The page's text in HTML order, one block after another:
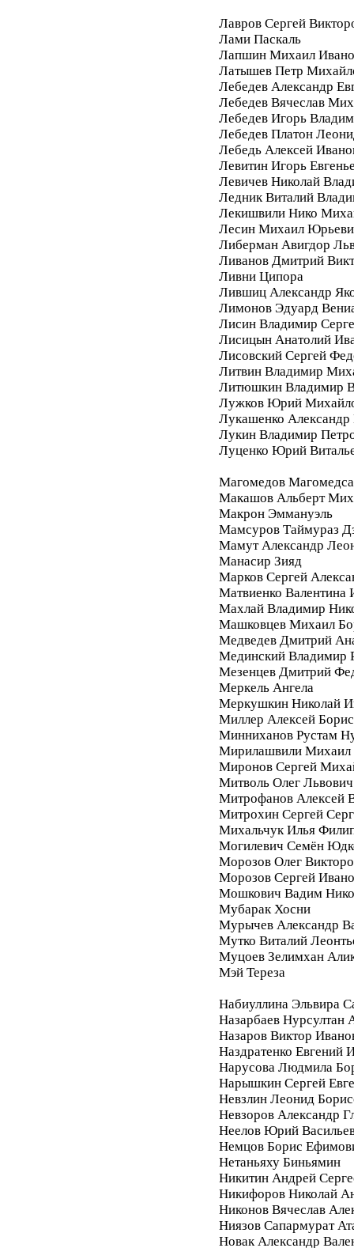
Лавров Сергей
Лами Паскаль
Лапшин Михаил
Латышев Петр
Лебедев Александр
Лебедев Вячеслав
Лебедев Игорь
Лебедев Платон
Лебедь Алексей
Левитин Игорь
Левичев Николай
Ледник Виталий
Лекишвили Нико
Лесин Михаил
Либерман Авигдор
Ливанов Дмитрий
Ливни Ципора
Лившиц Александр
Лимонов Эдуард
Лисин Владимир
Лисицын Анатолий
Лисовский Сергей
Литвин Владимир
Литюшкин Владимир
Лужков Юрий
Лукашенко Александр
Лукин Владимир
Луценко Юрий
Магомедов
Макашов Альберт
Макрон Эммануэль
Мамсуров Таймураз
Мамут Александр
Манасир Зияд
Марков Сергей
Матвиенко Валентина
Махлай Владимир
Машковцев Михаил
Медведев Дмитрий
Мединский Владимир
Мезенцев Дмитрий
Меркель Ангела
Меркушкин Николай
Миллер Алексей
Минниханов Рустам
Мирилашвили Михаил
Миронов Сергей
Митволь Олег Львович
Митрофанов Алексей
Митрохин Сергей
Михальчук Илья
Могилевич Семён
Морозов Олег
Морозов Сергей
Мошкович Вадим
Мубарак Хосни
Мурычев Александр
Мутко Виталий
Муцоев Зелимхан
Мэй Тереза
Набиуллина Эльвира
Назарбаев Нурсултан
Назаров Виктор
Наздратенко Евгений
Нарусова Людмила
Нарышкин Сергей
Невзлин Леонид
Невзоров Александр
Неелов Юрий
Немцов Борис
Нетаньяху Биньямин
Никитин Андрей
Никифоров Николай
Никонов Вячеслав
Ниязов Сапармурат
Новак Александр